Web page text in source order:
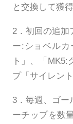
と交換して獲
2．初回の追加
ー:ショベルカ
ト」、「
プ「サイレン
3．毎週、ゴー
ーチップを数